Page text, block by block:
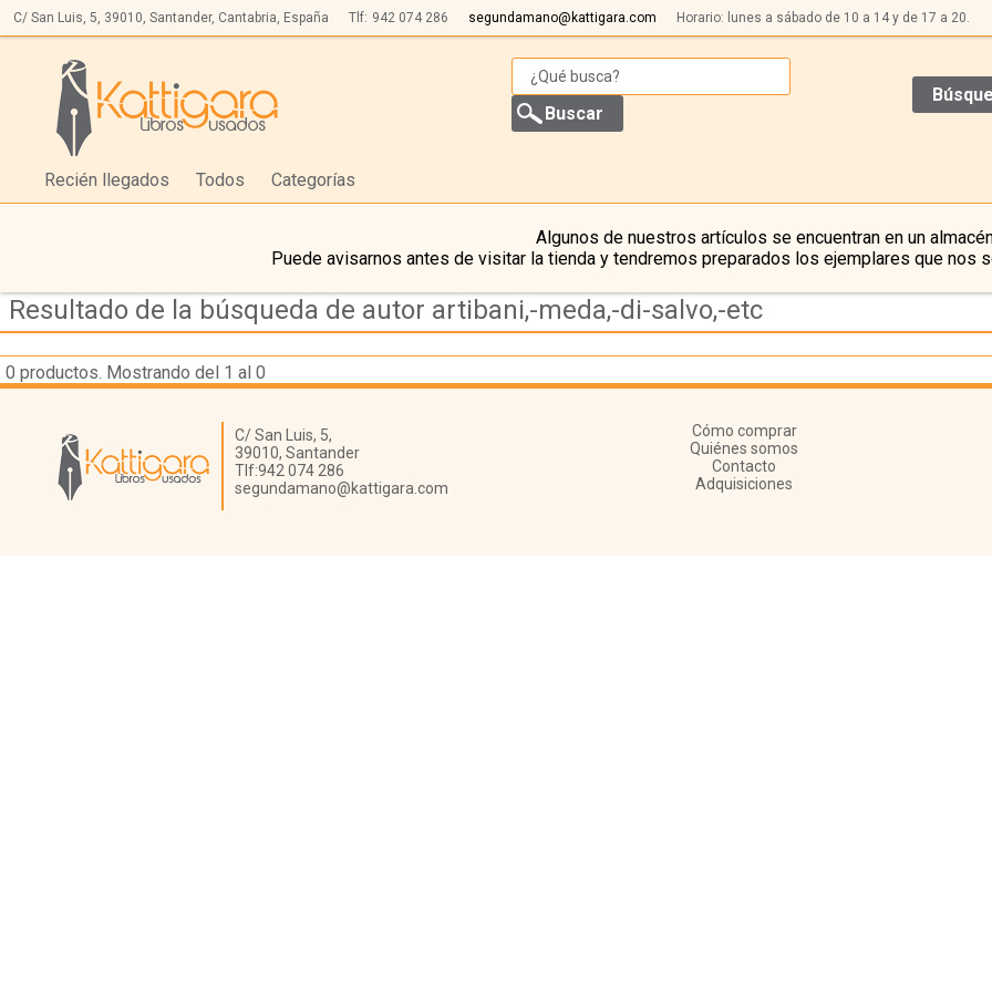
C/ San Luis, 5, 39010, Santander, Cantabria, España Tlf: 942 074 286 segundamano@kattigara.com Horario: lunes a sábado de 10 a 14 y de 17 a 20.
Recién llegados Todos Categorías
Algunos de nuestros artículos se encuentran en un
Puede avisarnos antes de visitar la tienda y tendremos preparados los ejemplares que nos
Resultado de la búsqueda de autor artibani,-meda,-di-salvo,-etc
0 productos. Mostrando del 1 al 0
Librería Kattigara
C/ San Luis, 5,
39010, Santander
Tlf:942 074 286
segundamano@kattigara.com
Cómo comprar
Quiénes somos
Contacto
Adquisiciones